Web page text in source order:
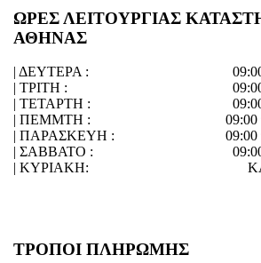
ΩΡΕΣ ΛΕΙΤΟΥΡΓΙΑΣ
ΑΘΗΝΑΣ
| ΔΕΥΤΕΡΑ :
| ΤΡΙΤΗ :
| ΤΕΤΑΡΤΗ :
| ΠΕΜΜΤΗ :
09:00
| ΠΑΡΑΣΚΕΥΗ :
09:00
| ΣΑΒΒΑΤΟ :
| ΚΥΡΙΑΚΗ:
ΤΡΟΠΟΙ ΠΛΗΡΩΜΗΣ